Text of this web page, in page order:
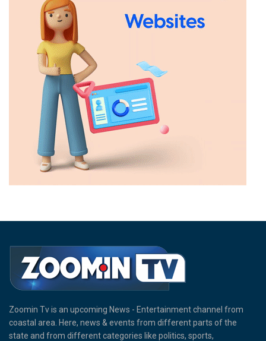
Zoomin Tv is an upcoming News - Entertainment channel from
coastal area. Here, news & events from different parts of the
state and from different categories like politics, sports,